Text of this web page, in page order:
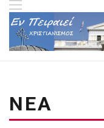
ΝΕΑ